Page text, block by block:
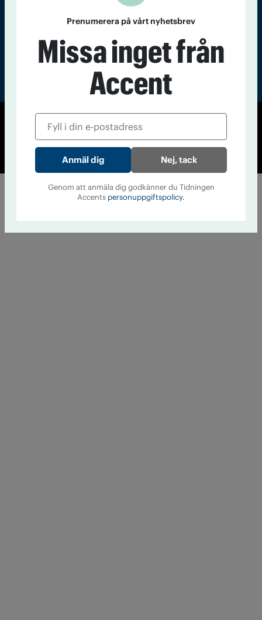
© Tidningen Accent 2026
Cookiepolicy
Personuppgiftspolicy
Prenumerera på vårt nyhetsbrev
Missa inget från
Accent
Nej, tack
Genom att anmäla dig godkänner du Tidningen
Accents personuppgiftspolicy.